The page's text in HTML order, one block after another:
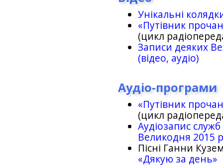
Унікальні
«Путівник
(цикл
Записи деяких
(відео, аудіо)
Аудіо-програми
«Путівник
(цикл
Аудіозапис
Великодня 2015
Пісні Ганни
«Дякую за день»